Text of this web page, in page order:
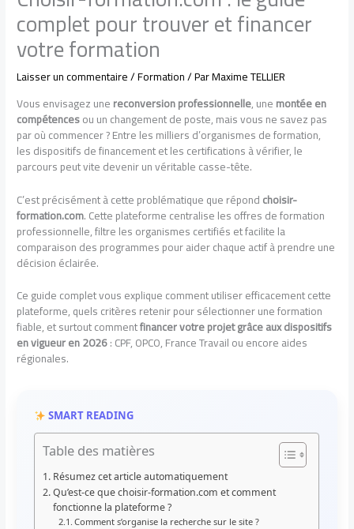
complet pour trouver et financer
votre formation
Laisser un commentaire/Formation/ ParMaxime TELLIER
Vous envisagez unereconversion professionnelle, unemontée en
compétencesou un changement de poste, mais vous ne savez pas
par où commencer ? Entre les milliers d’organismes de formation,
les dispositifs de financement et les certifications à vérifier, le
parcours peut vite devenir un véritable casse-tête.
C’est précisément à cette problématique que répondchoisir-
formation.com. Cette plateforme centralise les offres de formation
professionnelle, filtre les organismes certifiés et facilite la
comparaison des programmes pour aider chaque actif à prendre une
décision éclairée.
Ce guide complet vous explique comment utiliser efficacement cette
plateforme, quels critères retenir pour sélectionner une formation
fiable, et surtout commentfinancer votre projet grâce aux dispositifs
en vigueur en 2026: CPF, OPCO, France Travail ou encore aides
régionales.
SMART READING
Table des matières
Résumez cet article automatiquement
Qu’est-ce que choisir-formation.com et comment
fonctionne la plateforme ?
Comment s’organise la recherche sur le site ?